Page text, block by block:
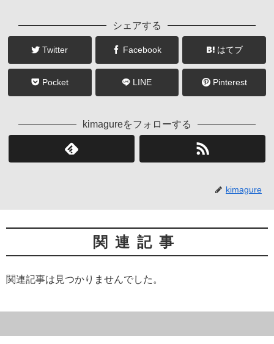
シェアする
Twitter Facebook はてブ
Pocket LINE Pinterest
kimagureをフォローする
kimagure
関連記事
関連記事は見つかりませんでした。